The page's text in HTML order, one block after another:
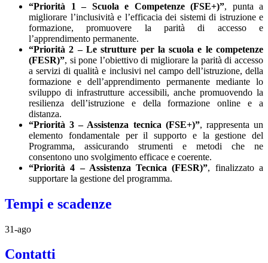
“Priorità 1 – Scuola e Competenze (FSE+)”, punta a
migliorare l’inclusività e l’efficacia dei sistemi di istruzione e
formazione, promuovere la parità di accesso e
l’apprendimento permanente.
“Priorità 2 – Le strutture per la scuola e le competenze
(FESR)”, si pone l’obiettivo di migliorare la parità di accesso
a servizi di qualità e inclusivi nel campo dell’istruzione, della
formazione e dell’apprendimento permanente mediante lo
sviluppo di infrastrutture accessibili, anche promuovendo la
resilienza dell’istruzione e della formazione online e a
distanza.
“Priorità 3 – Assistenza tecnica (FSE+)”, rappresenta un
elemento fondamentale per il supporto e la gestione del
Programma, assicurando strumenti e metodi che ne
consentono uno svolgimento efficace e coerente.
“Priorità 4 – Assistenza Tecnica (FESR)”, finalizzato a
supportare la gestione del programma.
Tempi e scadenze
31-ago
Contatti